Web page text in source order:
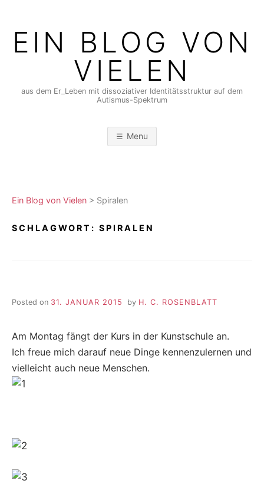
contentEIN BLOG VON
VIELEN
aus dem Er_Leben mit dissoziativer Identitätsstruktur auf dem
Autismus-Spektrum
Menu
Ein Blog von Vielen > Spiralen
SCHLAGWORT: SPIRALEN
Posted on 31. JANUAR 2015 by H. C. ROSENBLATT
Am Montag fängt der Kurs in der Kunstschule an.
Ich freue mich darauf neue Dinge kennenzulernen und
vielleicht auch neue Menschen.